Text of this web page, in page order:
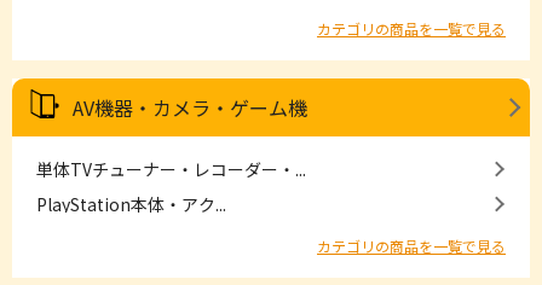
カテゴリの商品を一覧で見る
AV機器・カメラ・ゲーム機
単体TVチューナー・レコーダー・...
PlayStation本体・アク...
カテゴリの商品を一覧で見る